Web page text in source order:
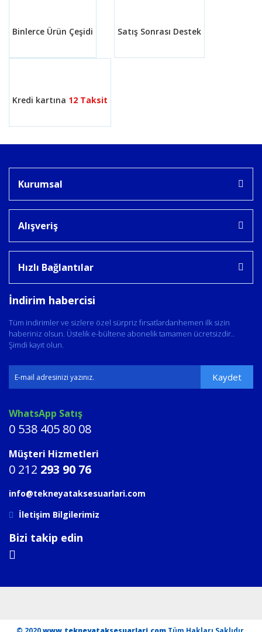
Binlerce Ürün Çeşidi Satış Sonrası Destek
Kredi kartına 12 Taksit
Kurumsal
Alışveriş
Hızlı Bağlantılar
İndirim habercisi
Tüm indirimler ve sizlere özel sürpriz fırsatlardanhemen ilk sizin
haberiniz olsun. Üstelik e-bültene abonelik tamamen ücretsizdir..
Şimdi kayıt olun.
Kaydet
WhatsApp Satış
0 538 405 80 08
Müşteri Hizmetleri
0 212 293 90 76
info@tekneyataksesuarlari.com
İletişim Bilgilerimiz
Bizi takip edin